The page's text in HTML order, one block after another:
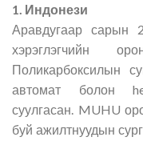
1. Индонези
Аравдугаар сарын
хэрэглэгчийн
Поликарбоксилын
автомат болон
суулгасан. MUHU
буй ажилтнуудын